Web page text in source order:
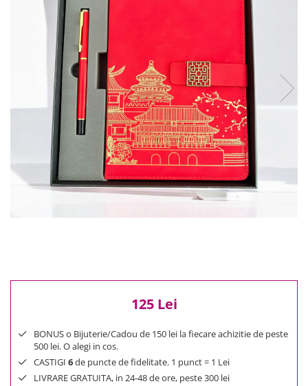
Reduceri
Cele mai noi
Cele mai vandute
Cele mai votate
0 Lei - 100 Lei
100 Lei - 200 Lei
200 Lei - 300 Lei
300 Lei - 500 Lei
500 Lei - 1000 Lei
125 Lei
BONUS o Bijuterie/Cadou de 150 lei la fiecare achizitie de peste
500 lei. O alegi in cos.
CASTIGI 6de puncte de fidelitate. 1 punct = 1 Lei
LIVRARE GRATUITA, in 24-48 de ore, peste 300 lei